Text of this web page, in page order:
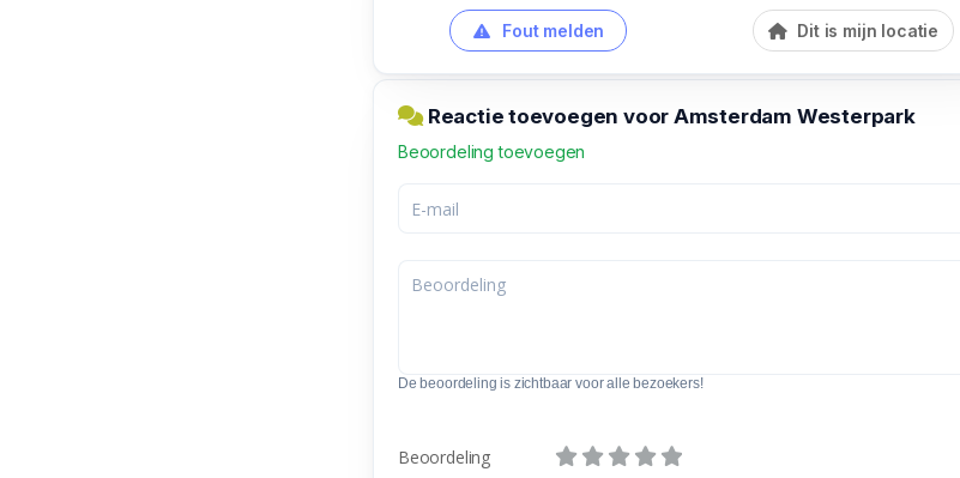
Fout melden Dit is mijn locatie
Reactie toevoegen voor Amsterdam Westerpark
Beoordeling toevoegen
De beoordeling is zichtbaar voor alle bezoekers!
Beoordeling